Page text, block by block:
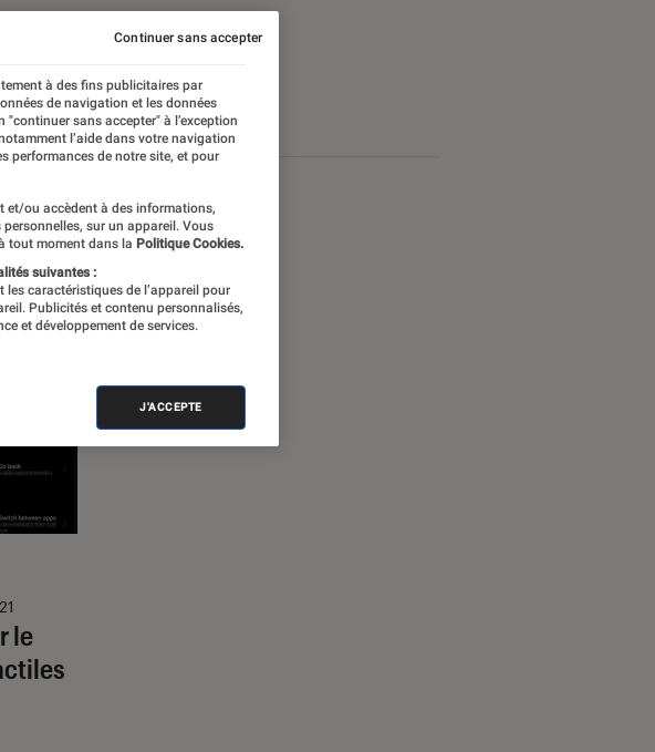
le
à des fins publicitaires par
de navigation et les données
"continuer sans accepter" à l’exception
l’aide dans votre navigation
performances de notre site, et pour
et/ou accèdent à des informations,
sur un appareil. Vous
tout moment dans la Politique Cookies.
suivantes :
caractéristiques de l’appareil pour
Publicités et contenu personnalisés,
et développement de services.
J'ACCEPTE
Continuer sans accepter